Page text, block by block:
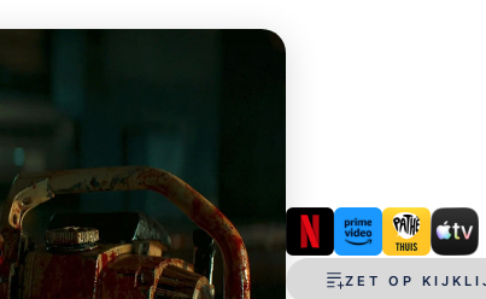
ZET OP